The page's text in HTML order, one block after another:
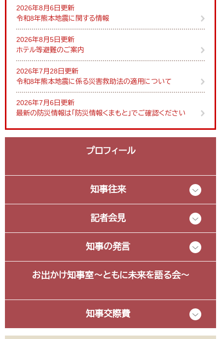
2026年8月6日更新
令和8年熊本地震に関する情報
2026年8月5日更新
ホテル等避難のご案内
2026年7月28日更新
令和8年熊本地震に係る災害救助法の適用について
2026年7月6日更新
最新の防災情報は「防災情報くまもと」でご確認ください
プロフィール
知事往来
記者会見
知事の発言
お出かけ知事室～ともに未来を語る会～
知事交際費